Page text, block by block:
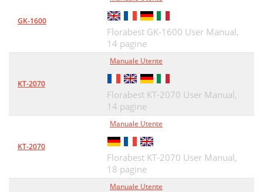
GK-1600
Florabest GK-1600 User Manual,
14 pagine
KT-2070
Manuale Utente
Florabest KT-2070 User Manual,
14 pagine
KT-2070
Manuale Utente
Florabest KT-2070 User Manual,
18 pagine
Manuale Utente